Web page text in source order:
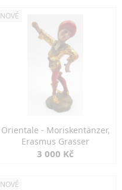
NOVÉ
Orientale - Moriskentänzer,
Erasmus Grasser
3 000 Kč
NOVÉ